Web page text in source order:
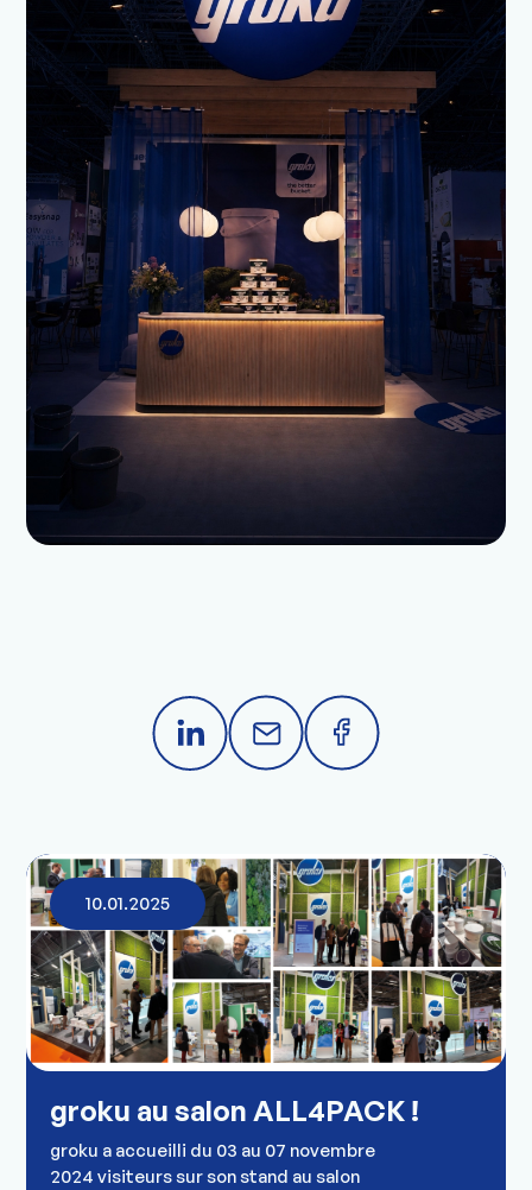
10.01.2025
groku au salon ALL4PACK !
groku a accueilli du 03 au 07 novembre
2024 visiteurs sur son stand au salon